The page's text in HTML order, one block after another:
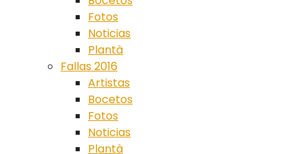
Fotos
Noticias
Plantà
Fallas 2016
Artistas
Bocetos
Fotos
Noticias
Plantà